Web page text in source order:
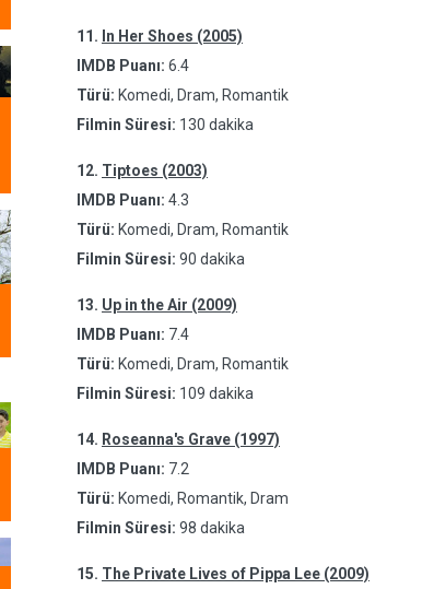
11. In Her Shoes (2005)
IMDB Puanı: 6.4
Türü: Komedi, Dram, Romantik
Filmin Süresi: 130 dakika
12. Tiptoes (2003)
IMDB Puanı: 4.3
Türü: Komedi, Dram, Romantik
Filmin Süresi: 90 dakika
13. Up in the Air (2009)
IMDB Puanı: 7.4
Türü: Komedi, Dram, Romantik
Filmin Süresi: 109 dakika
14. Roseanna's Grave (1997)
IMDB Puanı: 7.2
Türü: Komedi, Romantik, Dram
Filmin Süresi: 98 dakika
15. The Private Lives of Pippa Lee (2009)